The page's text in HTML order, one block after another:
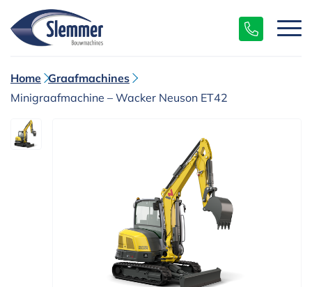
Home Graafmachines
Minigraafmachine – Wacker Neuson ET42